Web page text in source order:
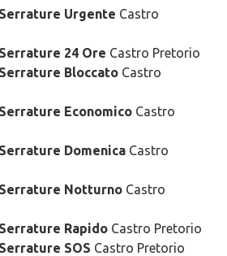
Urgente Castro
24 Ore Castro Pretorio
Bloccato Castro
Economico Castro
Domenica Castro
Notturno Castro
Rapido Castro Pretorio
SOS Castro Pretorio